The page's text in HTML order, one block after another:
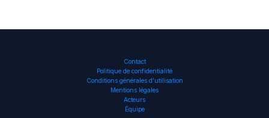
Contact
Politique de confidentialité
Conditions générales d’utilisation
Mentions légales
Acteurs
Équipe